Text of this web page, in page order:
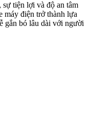
tiện lợi và độ an tâm
máy điện trở thành lựa
gắn bó lâu dài với người